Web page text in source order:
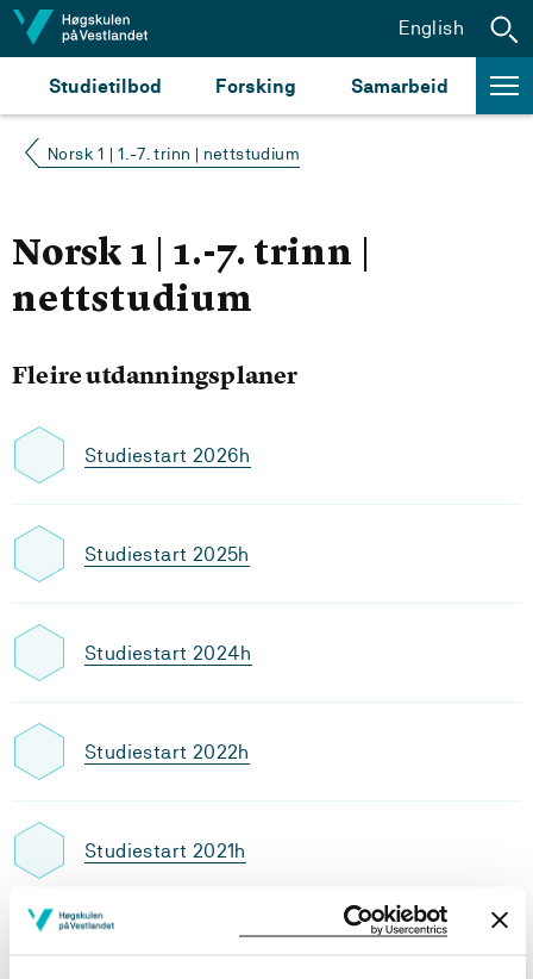
Hopp til innhald
Studietilbod Forsking Samarbeid
English
Norsk 1 | 1.-7. trinn | nettstudium
Norsk 1 | 1.-7. trinn |
nettstudium
Fleire utdanningsplaner
Studiestart 2026h
Studiestart 2025h
Studiestart 2024h
Studiestart 2022h
Studiestart 2021h
Utdanningsplan 2024 høst, 30